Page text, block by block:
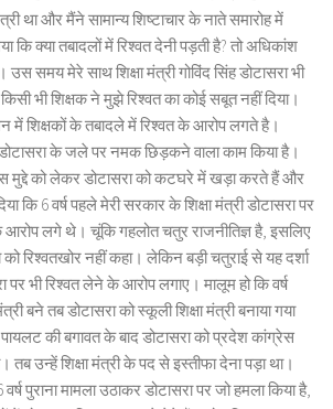
था और मैंने सामान्य शिष्टाचार के नाते समारोह में
कि क्या तबादलों में रिश्वत देनी पड़ती है? तो अधिकांश
उस समय मेरे साथ शिक्षा मंत्री गोविंद सिंह डोटासरा भी
भी शिक्षक ने मुझे रिश्वत का कोई सबूत नहीं दिया।
में शिक्षकों के तबादले में रिश्वत के आरोप लगते है।
के जले पर नमक छिड़कने वाला काम किया है।
को लेकर डोटासरा को कटघरे में खड़ा करते हैं और
कि 6 वर्ष पहले मेरी सरकार के शिक्षा मंत्री डोटासरा पर
आरोप लगे थे। चूंकि गहलोत चतुर राजनीतिज्ञ है, इसलिए
रिश्वतखोर नहीं कहा। लेकिन बड़ी चतुराई से यह दर्शा
पर भी रिश्वत लेने के आरोप लगाए। मालूम हो कि वर्ष
बने तब डोटासरा को स्कूली शिक्षा मंत्री बनाया गया
की बगावत के बाद डोटासरा को प्रदेश कांग्रेस
तब उन्हें शिक्षा मंत्री के पद से इस्तीफा देना पड़ा था।
पुराना मामला उठाकर डोटासरा पर जो हमला किया है,